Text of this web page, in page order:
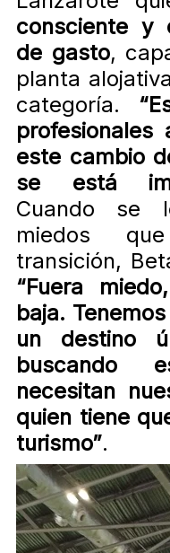
consciente y
de gasto,
planta
categoría.
profesionales
este cambio
se está
Cuando se
miedos
transición,
“Fuera
baja.
un destino
buscando
necesitan
quien tiene
turismo”.